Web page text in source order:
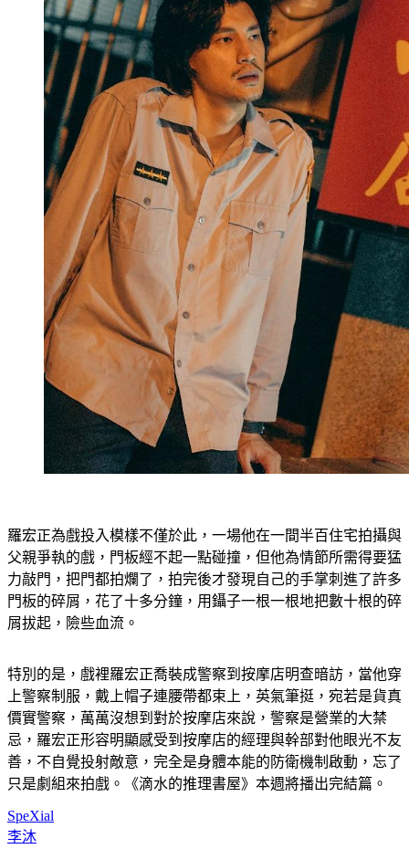
羅宏正為戲投入模樣不僅於此，一場他在一間半百住宅拍攝與
父親爭執的戲，門板經不起一點碰撞，但他為情節所需得要猛
力敲門，把門都拍爛了，拍完後才發現自己的手掌刺進了許多
門板的碎屑，花了十多分鐘，用鑷子一根一根地把數十根的碎
特別的是，戲裡羅宏正喬裝成警察到按摩店明查暗訪，當他穿
上警察制服，戴上帽子連腰帶都束上，英氣筆挺，宛若是貨真
價實警察，萬萬沒想到對於按摩店來說，警察是營業的大禁
忌，羅宏正形容明顯感受到按摩店的經理與幹部對他眼光不友
善，不自覺投射敵意，完全是身體本能的防衛機制啟動，忘了
SpeXial